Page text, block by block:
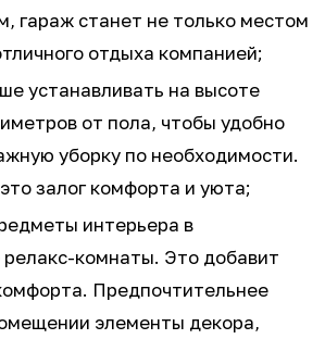
гараж станет не только местом
отдыха компанией;
устанавливать на высоте
от пола, чтобы удобно
уборку по необходимости.
залог комфорта и уюта;
интерьера в
релакс-комнаты. Это добавит
Предпочтительнее
элементы декора,